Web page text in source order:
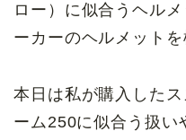
ロー）に似合うヘル
ーカーのヘルメットを
本日は私が購入した
ーム250に似合う扱い